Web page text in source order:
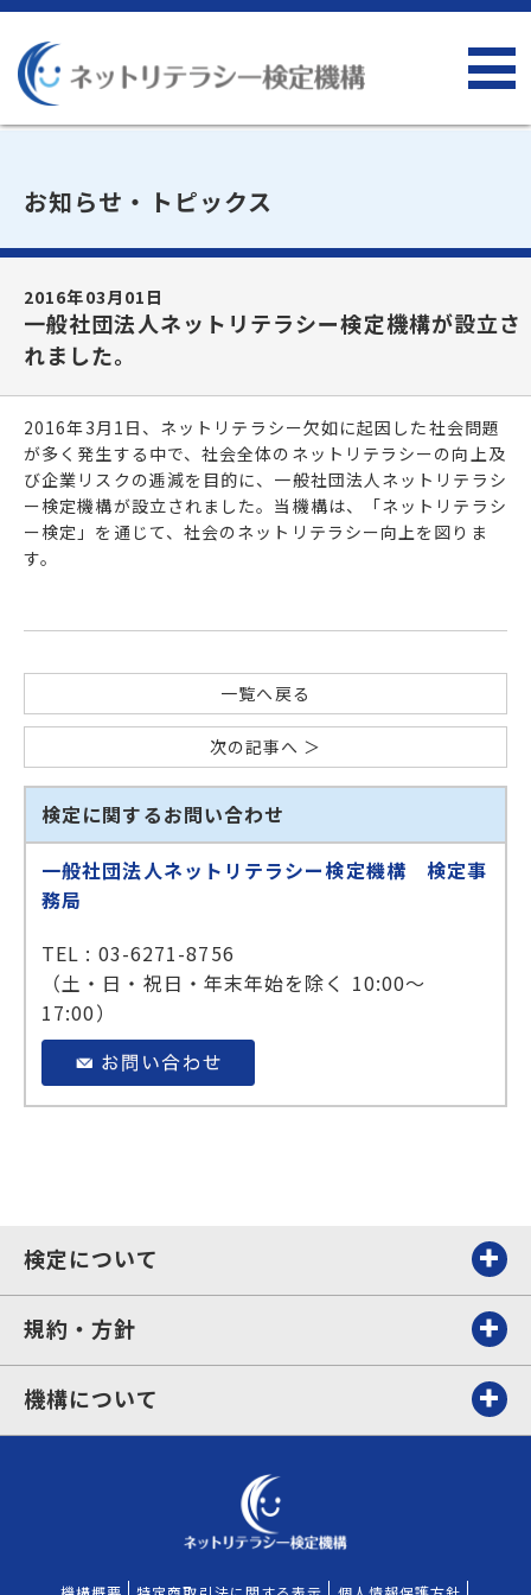
お知らせ・トピックス
2016年03月01日
一般社団法人ネットリテラシー検定機構が設立さ
れました。
2016年3月1日、ネットリテラシー欠如に起因した社会問題
が多く発生する中で、社会全体のネットリテラシーの向上及
び企業リスクの逓減を目的に、一般社団法人ネットリテラシ
ー検定機構が設立されました。当機構は、「ネットリテラシ
ー検定」を通じて、社会のネットリテラシー向上を図りま
す。
一覧へ戻る
次の記事へ ＞
検定に関するお問い合わせ
一般社団法人ネットリテラシー検定機構 検定事
務局
TEL : 03-6271-8756
（土・日・祝日・年末年始を除く 10:00～
17:00）
検定について
規約・方針
機構について